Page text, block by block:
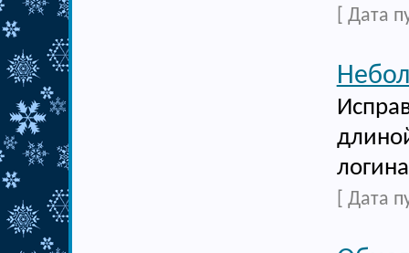
[ Дата
[ Дата